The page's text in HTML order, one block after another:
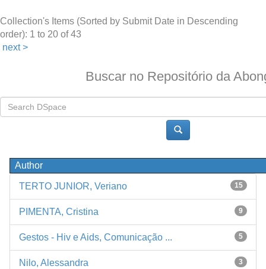
Collection's Items (Sorted by Submit Date in Descending
order): 1 to 20 of 43
next >
Buscar no Repositório da
Author
15
TERTO JUNIOR, Veriano
9
PIMENTA, Cristina
5
Gestos - Hiv e Aids, Comunicação ...
3
Nilo, Alessandra